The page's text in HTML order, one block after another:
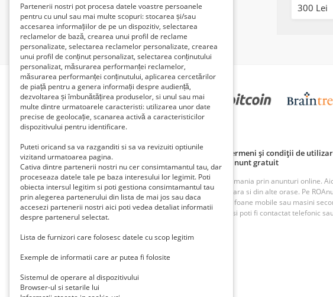
300 Lei
Partenerii nostri pot procesa datele voastre persoanele
pentru cu unul sau mai multe scopuri: stocarea și/sau
accesarea informațiilor de pe un dispozitiv, selectarea
reclamelor de bază, crearea unui profil de reclame
personalizate, selectarea reclamelor personalizate, crearea
unui profil de conținut personalizat, selectarea conținutului
personalizat, măsurarea performanței reclamelor,
măsurarea performanței conținutului, aplicarea cercetărilor
de piață pentru a genera informații despre audiență,
dezvoltarea și îmbunătățirea produselor, si unul sau mai
multe dintre urmatoarele caracteristi: utilizarea unor date
precise de geolocație, scanarea activă a caracteristicilor
dispozitivului pentru identificare.
Puteti oricand sa va razganditi si sa va revizuiti optiunile
vizitand urmatoarea pagina.
Cativa dintre partenerii nostri nu cer consimtamantul tau, dar
proceseaza datele tale pe baza interesului lor legimit. Poti
obiecta intersul legitim si poti gestiona consimtamantul tau
prin alegerea partenerului din lista de mai jos sau daca
accesezi partenerii nostri aici poti vedea detaliat informatii
despre partenerul selectat.
Lista de furnizori care folosesc datele cu scop legitim
Exemple de informatii care ar putea fi folosite
Sistemul de operare al dispozitivului
Browser-ul si setarile lui
PARTENERII NOȘTRI
Politică de confidențialitate Politica cookie
Termeni și condiții de
Principii de publicare anunț gratuit
Cum adaug anunt gratuit
ROAnunt este o platforma de vanzare si cumparare din Romania prin anunturi online.
oferte foarte bune din Bucuresti, Iasi, Cluj, Craiova, Timisoara si din alte orase. Pe
imobiliare, inchirieri imobiliare, vanzari case, terenuri, telefoane mobile sau masini
munca. Cu ROAnunt adaugi anunturi gratuite foarte rapid si poti fi contactat telefonic
Contact Trimite-ne un mail lacontact@roanunt.ro